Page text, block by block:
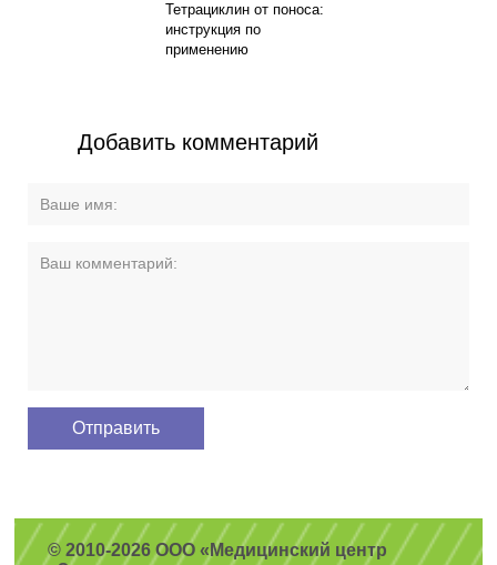
Тетрациклин от поноса:
инструкция по
применению
Добавить комментарий
© 2010-2026 ООО «Медицинский центр